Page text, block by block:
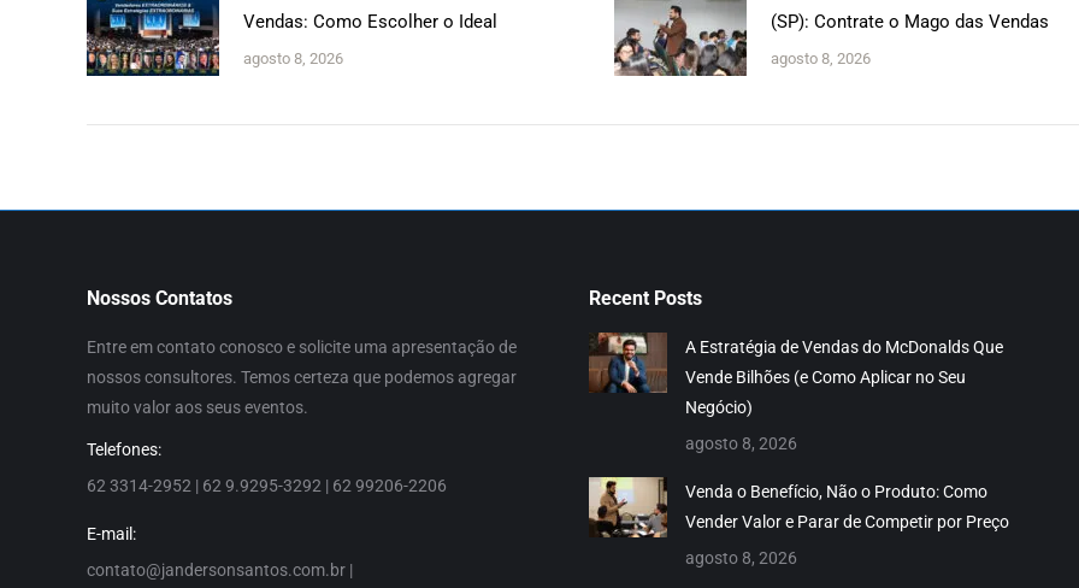
Vendas: Como Escolher o Ideal
agosto 8, 2026
(SP): Contrate o Mago das Vendas
agosto 8, 2026
Nossos Contatos
Entre em contato conosco e solicite uma apresentação de
nossos consultores. Temos certeza que podemos agregar
muito valor aos seus eventos.
Telefones:
62 3314-2952 | 62 9.9295-3292 | 62 99206-2206
E-mail:
contato@jandersonsantos.com.br |
Recent Posts
A Estratégia de Vendas do McDonalds Que
Vende Bilhões (e Como Aplicar no Seu
Negócio)
agosto 8, 2026
Venda o Benefício, Não o Produto: Como
Vender Valor e Parar de Competir por Preço
agosto 8, 2026